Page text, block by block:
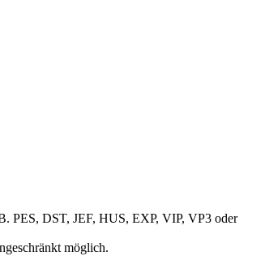
PES, DST, JEF, HUS, EXP, VIP, VP3 oder
möglich.